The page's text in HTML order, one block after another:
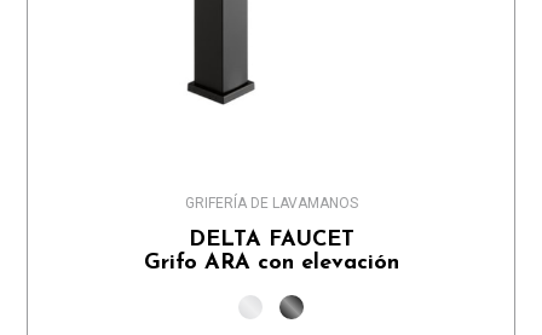
GRIFERÍA DE LAVAMANOS
DELTA FAUCET
Grifo ARA con elevación